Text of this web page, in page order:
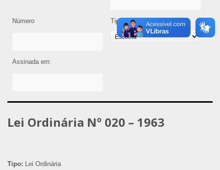
Número Tipo de Legislação
Assinada em:
Lei Ordinária Nº 020 – 1963
Tipo: Lei Ordinária